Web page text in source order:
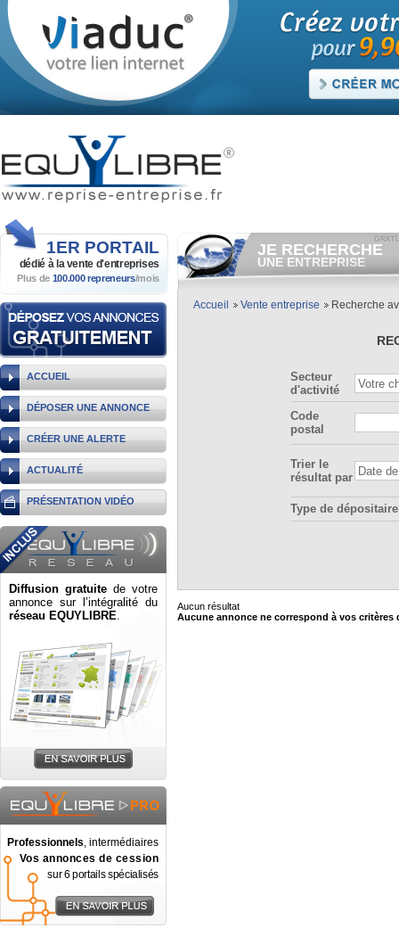
1ER PORTAIL
dédié à la vente d'entreprises
Plus de 100.000 repreneurs/mois
ACCUEIL
DÉPOSER UNE ANNONCE
CRÉER UNE ALERTE
ACTUALITÉ
PRÉSENTATION VIDÉO
Diffusion gratuite de votre
annonce sur l’intégralité du
réseau EQUYLIBRE.
Professionnels, intermédiaires
Vos annonces de cession
sur 6 portails spécialisés
JE RECHERCHE
UNE ENTREPRISE
Consulter gratuitementles
vendre.
Et/ou déposer
gratuitement
RECHERCHER UNE
Accueil Vente entreprise Recherche
Secteur
d'activité
Code
postal
Trier le
résultat par
Type de
Aucun résultat
Aucune annonce ne correspond à vos critères